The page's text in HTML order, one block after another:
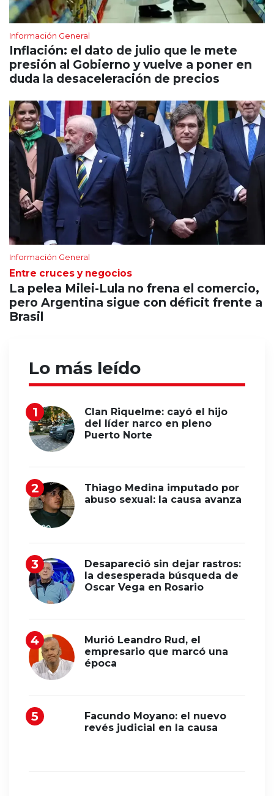
Información General
Inflación: el dato de julio que le mete
presión al Gobierno y vuelve a poner en
duda la desaceleración de precios
Información General
Entre cruces y negocios
La pelea Milei-Lula no frena el comercio,
pero Argentina sigue con déficit frente a
Brasil
Lo más leído
Clan Riquelme: cayó el hijo
del líder narco en pleno
Puerto Norte
Thiago Medina imputado por
abuso sexual: la causa avanza
Desapareció sin dejar rastros:
la desesperada búsqueda de
Oscar Vega en Rosario
Murió Leandro Rud, el
empresario que marcó una
época
Facundo Moyano: el nuevo
revés judicial en la causa